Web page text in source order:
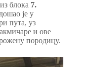
блока 7.
је у
пута, уз
и ове
породицу.